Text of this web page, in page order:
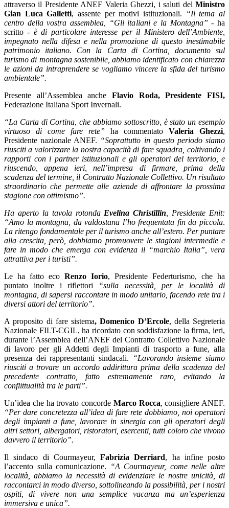
attraverso il Presidente ANEF Valeria Ghezzi, i saluti del Ministro
Gian Luca Galletti, assente per motivi istituzionali.
“Il tema al
centro della vostra assemblea, “Gli italiani e la Montagna”- ha
scritto - è di particolare interesse per il Ministero dell’Ambiente,
impegnato nella difesa e nella promozione di questo inestimabile
patrimonio italiano. Con la Carta di Cortina, documento sul
turismo di montagna sostenibile, abbiamo identificato con chiarezza
le azioni da intraprendere se vogliamo vincere la sfida del turismo
ambientale”.
Presente all’Assemblea anche Flavio Roda, Presidente FISI,
Federazione Italiana Sport Invernali.
“La Carta di Cortina, che abbiamo sottoscritto, è stato un esempio
virtuoso di come fare rete” ha commentato Valeria Ghezzi,
Presidente nazionale ANEF. “Soprattutto in questo periodo siamo
riusciti a valorizzare la nostra capacità di fare squadra, coltivando i
rapporti con i partner istituzionali e gli operatori del territorio, e
riuscendo, appena ieri, nell’impresa di firmare, prima della
scadenza del termine, il Contratto Nazionale Collettivo. Un risultato
straordinario che permette alle aziende di affrontare la prossima
stagione con ottimismo”.
Ha aperto la tavola rotonda Evelina Christillin , Presidente Enit:
“Amo la montagna, da valdostana l’ho frequentata fin da piccola.
La ritengo fondamentale per il turismo anche all’estero. Per puntare
alla crescita, però, dobbiamo promuovere le stagioni intermedie e
fare in modo che emerga con evidenza il “marchio Italia”,
vera
attrattiva per i turisti”.
Le ha fatto eco Renzo Iorio, Presidente Federturismo, che ha
puntato inoltre i riflettori “sulla necessità, per le località di
montagna, di sapersi raccontare in modo unitario, facendo rete tra i
diversi attori del territorio”.
A proposito di fare sistema, Domenico D’Ercole, della Segreteria
Nazionale FILT-CGIL, ha ricordato con soddisfazione la firma, ieri,
durante l’Assemblea dell’ANEF del Contratto Collettivo Nazionale
di lavoro per gli Addetti degli Impianti di trasporto a fune, alla
presenza dei rappresentanti sindacali.
“Lavorando insieme siamo
riusciti a trovare un accordo addirittura prima della scadenza del
precedente contratto, fatto estremamente raro, evitando la
conflittualità tra le parti”.
Un’idea che ha trovato concorde Marco Rocca, consigliere ANEF.
“Per dare concretezza all’idea di fare rete dobbiamo, noi operatori
degli impianti a fune, lavorare in sinergia con gli operatori degli
altri settori, albergatori, ristoratori, esercenti, tutti coloro che vivono
davvero il territorio”.
Il sindaco di Courmayeur, Fabrizia Derriard, ha infine posto
l’accento sulla comunicazione.
“A Courmayeur, come nelle altre
località, abbiamo la necessità di evidenziare le nostre unicità, di
raccontarci in modo diverso, sottolineando la possibilità, per i nostri
ospiti, di vivere non una semplice vacanza ma un’esperienza
immersiva e unica”.